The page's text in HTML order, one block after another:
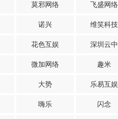
莫邪网络 飞盛网络
诺兴 维笑科技
花色互娱 深圳云中
微加网络 趣米
大势 乐易互娱
嗨乐 闪念